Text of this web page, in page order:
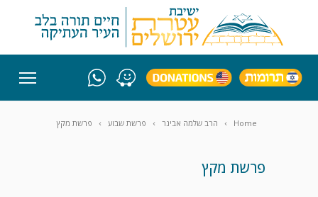
Home הרב שלמה אבינר פרשת שבוע פרשת מקץ
פרשת מקץ